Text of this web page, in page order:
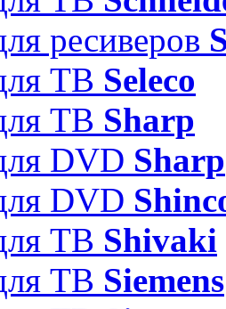
ресиверов
ТВ Seleco
ТВ Sharp
DVD Sharp
DVD
ТВ Shivaki
ТВ Siemens